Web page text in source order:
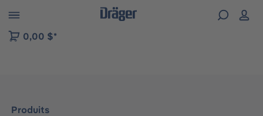
to B2B platform navigation
0,00 $*
Produits